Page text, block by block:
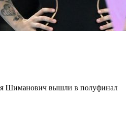
Шиманович вышли в полуфинал